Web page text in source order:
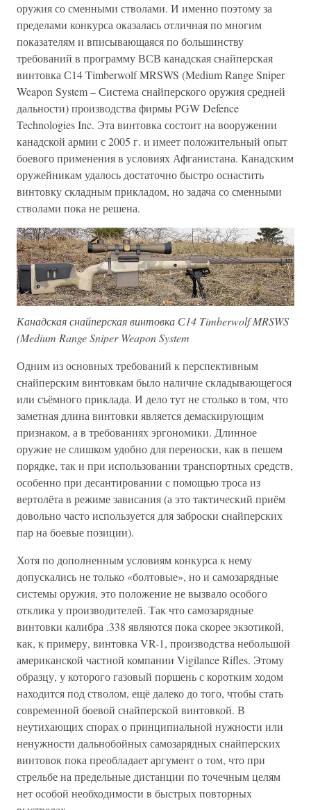
оружия со сменными стволами. И именно поэтому за
пределами конкурса оказалась отличная по многим
показателям и вписывающаяся по большинству
требований в программу ВСВ канадская снайперская
винтовка С14 Timberwolf MRSWS (Medium Range Sniper
Weapon System – Система снайперского оружия средней
дальности) производства фирмы PGW Defence
Technologies Inc. Эта винтовка состоит на вооружении
канадской армии с 2005 г. и имеет положительный опыт
боевого применения в условиях Афганистана. Канадским
оружейникам удалось достаточно быстро оснастить
винтовку складным прикладом, но задача со сменными
стволами пока не решена.
Канадская снайперская винтовка С14 Timberwolf MRSWS
(Medium Range Sniper Weapon System
Одним из основных требований к перспективным
снайперским винтовкам было наличие складывающегося
или съёмного приклада. И дело тут не столько в том, что
заметная длина винтовки является демаскирующим
признаком, а в требованиях эргономики. Длинное
оружие не слишком удобно для переноски, как в пешем
порядке, так и при использовании транспортных средств,
особенно при десантировании с помощью троса из
вертолёта в режиме зависания (а это тактический приём
довольно часто используется для заброски снайперских
пар на боевые позиции).
Хотя по дополненным условиям конкурса к нему
допускались не только «болтовые», но и самозарядные
системы оружия, это положение не вызвало особого
отклика у производителей. Так что самозарядные
винтовки калибра .338 являются пока скорее экзотикой,
как, к примеру, винтовка VR-1, производства небольшой
американской частной компании Vigilance Rifles. Этому
образцу, у которого газовый поршень с коротким ходом
находится под стволом, ещё далеко до того, чтобы стать
современной боевой снайперской винтовкой. В
неутихающих спорах о принципиальной нужности или
ненужности дальнобойных самозарядных снайперских
винтовок пока преобладает аргумент о том, что при
стрельбе на предельные дистанции по точечным целям
нет особой необходимости в быстрых повторных